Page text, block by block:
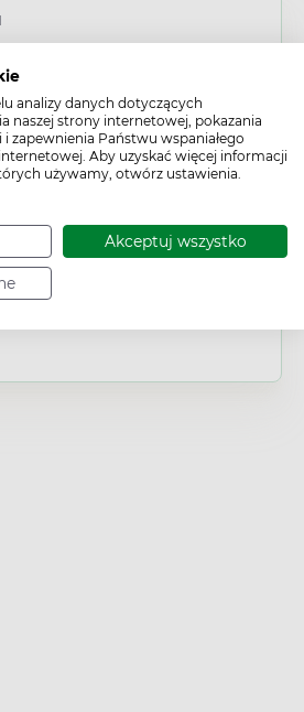
analizy danych dotyczących
naszej strony internetowej, pokazania
zapewnienia Państwu wspaniałego
Aby uzyskać więcej informacji
używamy, otwórz ustawienia.
Akceptuj wszystko
/ Młodzież / Niemowlę /